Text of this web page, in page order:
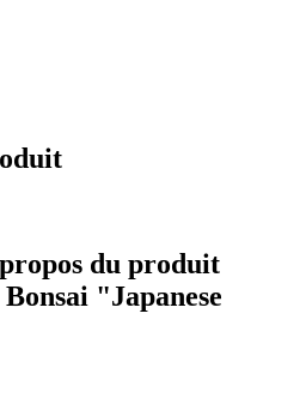
du produit
"Japanese